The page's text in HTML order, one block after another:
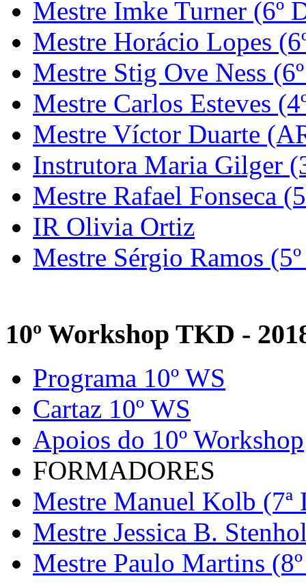
Mestre Imke Turner (6º
Mestre Horácio Lopes
Mestre Stig Ove Ness
Mestre Carlos Esteves
Mestre Víctor Duarte
Instrutora Maria Gilger
Mestre Rafael Fonseca
IR Olivia Ortiz
Mestre Sérgio Ramos
10º Workshop TKD -
Programa 10º WS
Cartaz 10º WS
Apoios do 10º Workshop
FORMADORES
Mestre Manuel Kolb (7ª
Mestre Jessica B.
Mestre Paulo Martins